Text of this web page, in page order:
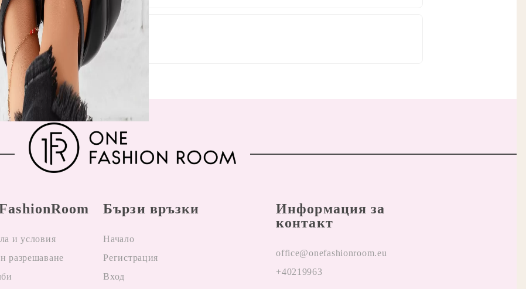
и условия
разрешаване
Бързи връзки
Начало
Регистрация
Вход
Информация за
контакт
office@onefashionroom.eu
+40219963